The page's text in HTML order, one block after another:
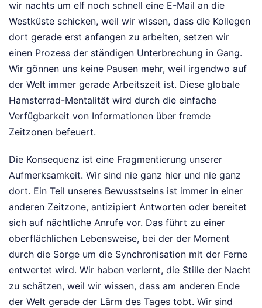
wir nachts um elf noch schnell eine E-Mail an die
Westküste schicken, weil wir wissen, dass die Kollegen
dort gerade erst anfangen zu arbeiten, setzen wir
einen Prozess der ständigen Unterbrechung in Gang.
Wir gönnen uns keine Pausen mehr, weil irgendwo auf
der Welt immer gerade Arbeitszeit ist. Diese globale
Hamsterrad-Mentalität wird durch die einfache
Verfügbarkeit von Informationen über fremde
Zeitzonen befeuert.
Die Konsequenz ist eine Fragmentierung unserer
Aufmerksamkeit. Wir sind nie ganz hier und nie ganz
dort. Ein Teil unseres Bewusstseins ist immer in einer
anderen Zeitzone, antizipiert Antworten oder bereitet
sich auf nächtliche Anrufe vor. Das führt zu einer
oberflächlichen Lebensweise, bei der der Moment
durch die Sorge um die Synchronisation mit der Ferne
entwertet wird. Wir haben verlernt, die Stille der Nacht
zu schätzen, weil wir wissen, dass am anderen Ende
der Welt gerade der Lärm des Tages tobt. Wir sind